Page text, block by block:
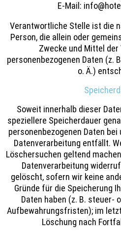
E-Mail:
Verantwortliche Stelle ist die
Person, die allein oder
Zwecke und Mittel
personenbezogenen Daten (z.
o. Ä.)
Soweit innerhalb dieser
speziellere Speicherdauer
personenbezogenen Daten
Datenverarbeitung entfällt.
Löschersuchen geltend
Datenverarbeitung
gelöscht, sofern wir keine
Gründe für die Speicherung
Daten haben (z. B. steuer-
Aufbewahrungsfristen); im
Löschung nach